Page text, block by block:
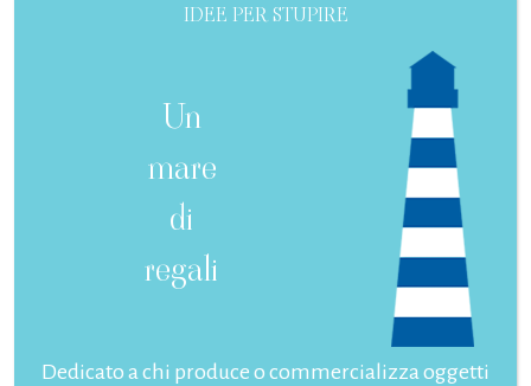
IDEE PER STUPIRE
Un
mare
di
regali
Dedicato a chi produce o commercializza oggetti